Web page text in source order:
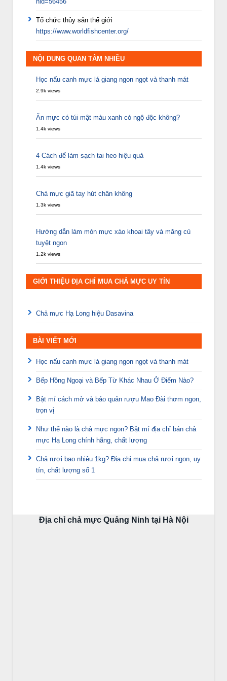
Tổ chức thủy sản thế giới
https://www.worldfishcenter.org/
NỘI DUNG QUAN TÂM NHIỀU
Học nấu canh mực lá giang ngon ngọt và thanh mát
2.9k views
Ăn mực có túi mật màu xanh có ngộ độc không?
1.4k views
4 Cách để làm sạch tai heo hiệu quả
1.4k views
Chả mực giã tay hút chân không
1.3k views
Hướng dẫn làm món mực xào khoai tây và măng củ
tuyệt ngon
1.2k views
GIỚI THIỆU ĐỊA CHỈ MUA CHẢ MỰC UY TÍN
Chả mực Hạ Long hiệu Dasavina
BÀI VIẾT MỚI
Học nấu canh mực lá giang ngon ngọt và thanh mát
Bếp Hồng Ngoại và Bếp Từ Khác Nhau Ở Điểm Nào?
Bật mí cách mở và bảo quản rượu Mao Đài thơm ngon,
trọn vị
Như thế nào là chả mực ngon? Bật mí địa chỉ bán chả
mực Hạ Long chính hãng, chất lượng
Chả rươi bao nhiêu 1kg? Địa chỉ mua chả rươi ngon, uy
tín, chất lượng số 1
Địa chỉ chả mực Quảng Ninh tại Hà Nội